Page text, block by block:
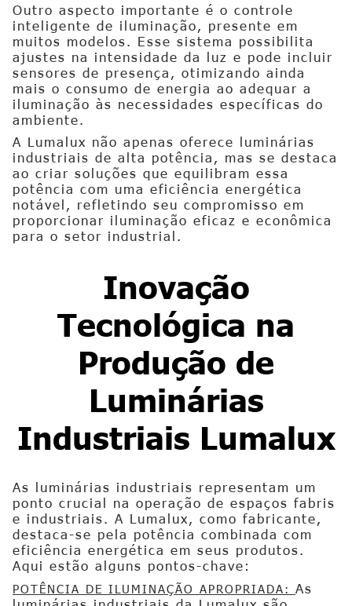
Outro aspecto importante é o controle
inteligente de iluminação, presente em
muitos modelos. Esse sistema possibilita
ajustes na intensidade da luz e pode incluir
sensores de presença, otimizando ainda
mais o consumo de energia ao adequar a
iluminação às necessidades específicas do
ambiente.
A Lumalux não apenas oferece luminárias
industriais de alta potência, mas se destaca
ao criar soluções que equilibram essa
potência com uma eficiência energética
notável, refletindo seu compromisso em
proporcionar iluminação eficaz e econômica
para o setor industrial.
Inovação
Tecnológica na
Produção de
Luminárias
Industriais Lumalux
As luminárias industriais representam um
ponto crucial na operação de espaços fabris
e industriais. A Lumalux, como fabricante,
destaca-se pela potência combinada com
eficiência energética em seus produtos.
Aqui estão alguns pontos-chave:
POTÊNCIA DE ILUMINAÇÃO APROPRIADA: As